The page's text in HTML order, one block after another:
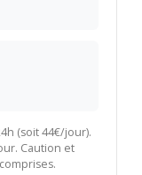
(soit 44€/jour).
Caution et